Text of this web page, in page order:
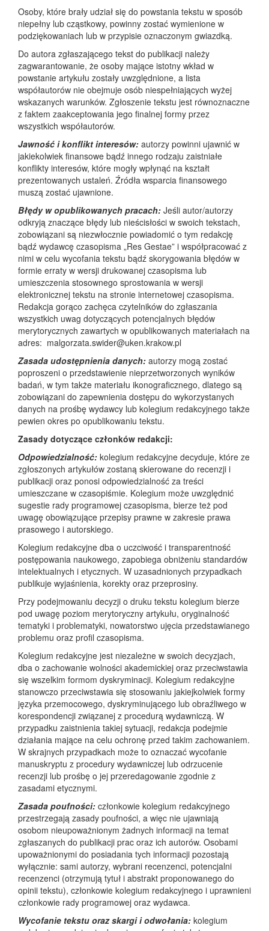
Osoby, które brały udział się do powstania tekstu w sposób
niepełny lub cząstkowy, powinny zostać wymienione w
podziękowaniach lub w przypisie oznaczonym gwiazdką.
Do autora zgłaszającego tekst do publikacji należy
zagwarantowanie, że osoby mające istotny wkład w
powstanie artykułu zostały uwzględnione, a lista
współautorów nie obejmuje osób niespełniających wyżej
wskazanych warunków. Zgłoszenie tekstu jest równoznaczne
z faktem zaakceptowania jego finalnej formy przez
wszystkich współautorów.
Jawność i konflikt interesów: autorzy powinni ujawnić w
jakiekolwiek finansowe bądź innego rodzaju zaistniałe
konflikty interesów, które mogły wpłynąć na kształt
prezentowanych ustaleń. Źródła wsparcia finansowego
muszą zostać ujawnione.
Błędy w opublikowanych pracach: Jeśli autor/autorzy
odkryją znaczące błędy lub nieścisłości w swoich tekstach,
zobowiązani są niezwłocznie powiadomić o tym redakcję
bądź wydawcę czasopisma „Res Gestae” i współpracować z
nimi w celu wycofania tekstu bądź skorygowania błędów w
formie erraty w wersji drukowanej czasopisma lub
umieszczenia stosownego sprostowania w wersji
elektronicznej tekstu na stronie internetowej czasopisma.
Redakcja gorąco zachęca czytelników do zgłaszania
wszystkich uwag dotyczących potencjalnych błędów
merytorycznych zawartych w opublikowanych materiałach na
adres: malgorzata.swider@uken.krakow.pl
Zasada udostępnienia danych: autorzy mogą zostać
poproszeni o przedstawienie nieprzetworzonych wyników
badań, w tym także materiału ikonograficznego, dlatego są
zobowiązani do zapewnienia dostępu do wykorzystanych
danych na prośbę wydawcy lub kolegium redakcyjnego także
pewien okres po opublikowaniu tekstu.
Zasady dotyczące członków redakcji:
Odpowiedzialność: kolegium redakcyjne decyduje, które ze
zgłoszonych artykułów zostaną skierowane do recenzji i
publikacji oraz ponosi odpowiedzialność za treści
umieszczane w czasopiśmie. Kolegium może uwzględnić
sugestie rady programowej czasopisma, bierze też pod
uwagę obowiązujące przepisy prawne w zakresie prawa
prasowego i autorskiego.
Kolegium redakcyjne dba o uczciwość i transparentność
postępowania naukowego, zapobiega obniżeniu standardów
intelektualnych i etycznych. W uzasadnionych przypadkach
publikuje wyjaśnienia, korekty oraz przeprosiny.
Przy podejmowaniu decyzji o druku tekstu kolegium bierze
pod uwagę poziom merytoryczny artykułu, oryginalność
tematyki i problematyki, nowatorstwo ujęcia przedstawianego
problemu oraz profil czasopisma.
Kolegium redakcyjne jest niezależne w swoich decyzjach,
dba o zachowanie wolności akademickiej oraz przeciwstawia
się wszelkim formom dyskryminacji. Kolegium redakcyjne
stanowczo przeciwstawia się stosowaniu jakiejkolwiek formy
języka przemocowego, dyskryminującego lub obraźliwego w
korespondencji związanej z procedurą wydawniczą. W
przypadku zaistnienia takiej sytuacji, redakcja podejmie
działania mające na celu ochronę przed takim zachowaniem.
W skrajnych przypadkach może to oznaczać wycofanie
manuskryptu z procedury wydawniczej lub odrzucenie
recenzji lub prośbę o jej przeredagowanie zgodnie z
zasadami etycznymi.
Zasada poufności: członkowie kolegium redakcyjnego
przestrzegają zasady poufności, a więc nie ujawniają
osobom nieupoważnionym żadnych informacji na temat
zgłaszanych do publikacji prac oraz ich autorów. Osobami
upoważnionymi do posiadania tych informacji pozostają
wyłącznie: sami autorzy, wybrani recenzenci, potencjalni
recenzenci (otrzymują tytuł i abstrakt proponowanego do
opinii tekstu), członkowie kolegium redakcyjnego i uprawnieni
członkowie rady programowej oraz wydawca.
Wycofanie tekstu oraz skargi i odwołania: kolegium